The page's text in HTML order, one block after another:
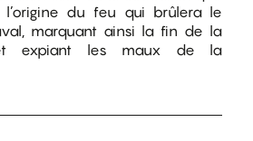
du feu qui brûlera le
marquant ainsi la fin de la
expiant les maux de la